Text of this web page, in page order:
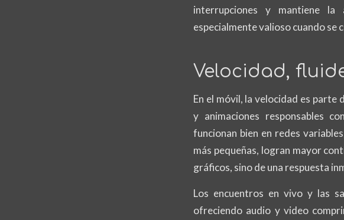
interrupciones y mantiene la
especialmente valioso cuando se
Velocidad,
En el móvil, la velocidad es
y animaciones responsables
funcionan bien en redes
más pequeñas, logran mayor
gráficos, sino de una respuesta
Los encuentros en vivo y las
ofreciendo audio y video